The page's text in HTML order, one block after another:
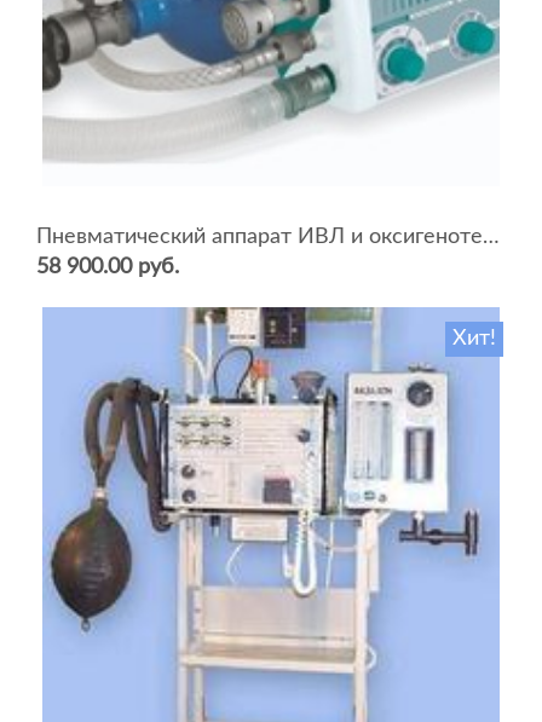
Пневматический аппарат ИВЛ и оксигенотерапии портативный АИВЛп-2/20-«ТМТ»
58 900.00 руб.
Хит!